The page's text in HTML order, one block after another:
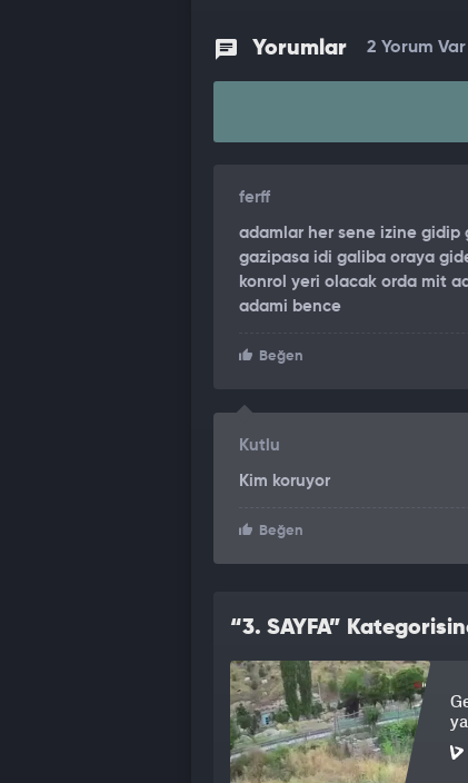
Yorumlar 2 Yorum Var
ferff
adamlar her sene izine
gazipasa idi galiba oraya
konrol yeri olacak orda mit
adami bence
Beğen
Kutlu
Kim koruyor
Beğen
“3. SAYFA”